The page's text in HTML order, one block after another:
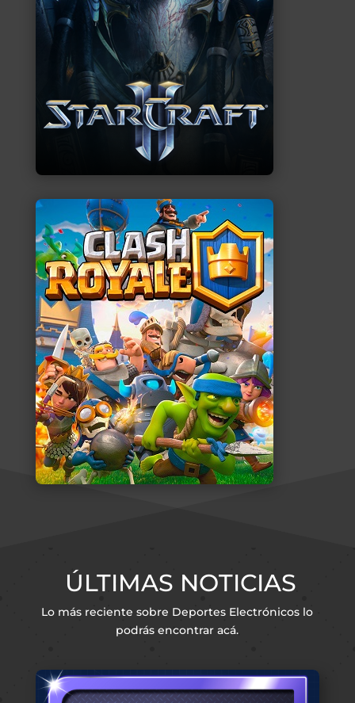
ÚLTIMAS NOTICIAS
Lo más reciente sobre Deportes Electrónicos lo
podrás encontrar acá.